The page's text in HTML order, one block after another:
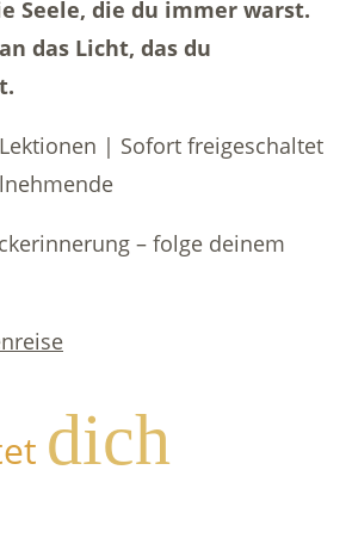
Seele, die du immer warst.
das Licht, das du
| Sofort freigeschaltet
– folge deinem
dich